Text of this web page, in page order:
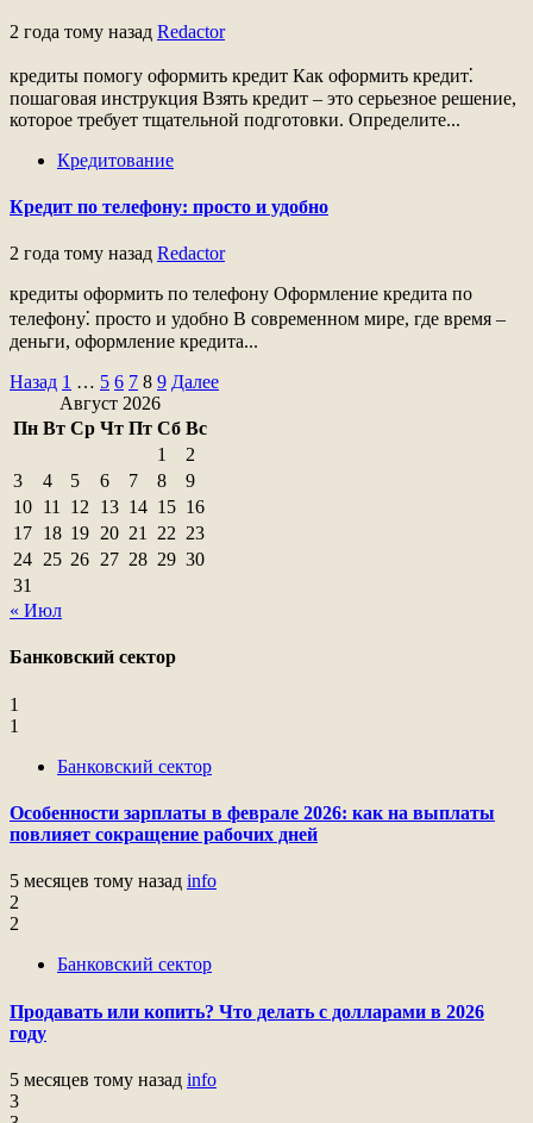
2 года тому назад Redactor
кредиты помогу оформить кредит Как оформить кредит⁚
пошаговая инструкция Взять кредит – это серьезное решение,
которое требует тщательной подготовки. Определите...
Кредитование
Кредит по телефону: просто и удобно
2 года тому назад Redactor
кредиты оформить по телефону Оформление кредита по
телефону⁚ просто и удобно В современном мире, где время –
деньги, оформление кредита...
Пагинация
записей
Назад 1 … 5 6 7 8 9 Далее
Август 2026
Пн Вт Ср Чт Пт Сб Вс
1
2
3
4 5 6 7 8
9
10 11 12 13 14 15 16
17 18 19 20 21 22 23
24 25 26 27 28 29 30
31
« Июл
Банковский сектор
1
1
Банковский сектор
Особенности зарплаты в феврале 2026: как на выплаты
повлияет сокращение рабочих дней
5 месяцев тому назад info
2
2
Банковский сектор
Продавать или копить? Что делать с долларами в 2026
году
5 месяцев тому назад info
3